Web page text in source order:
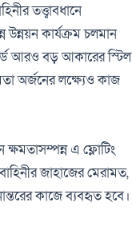
তত্ত্বাবধানে
উন্নয়ন কার্যক্রম চলমান
আরও বড় আকারের স্টিল
অর্জনের লক্ষ্যেও কাজ
এ ফ্লোটিং
জাহাজের মেরামত,
কাজে ব্যবহৃত হবে।